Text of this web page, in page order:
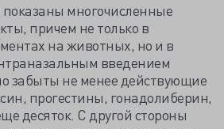
многочисленные
причем не только в
на животных, но и в
введением
забыты не менее действующие
прогестины, гонадолиберин,
десяток. С другой стороны